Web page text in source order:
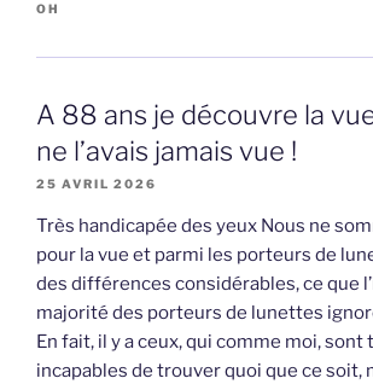
OH
A 88 ans je découvre la
ne l’avais jamais vue !
25 AVRIL 2026
Très handicapée des yeux Nous ne
pour la vue et parmi les porteurs de
des différences considérables, ce que
majorité des porteurs de lunettes
En fait, il y a ceux, qui comme moi,
incapables de trouver quoi que ce soit,